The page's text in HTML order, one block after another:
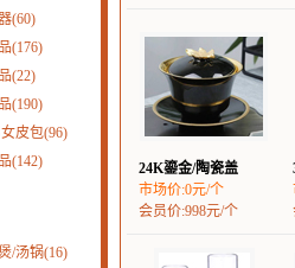
(60)
(176)
(22)
(190)
皮包(96)
(142)
/汤锅(16)
24K鎏金/陶瓷盖
市场价:0元/个
会员价:998元/个